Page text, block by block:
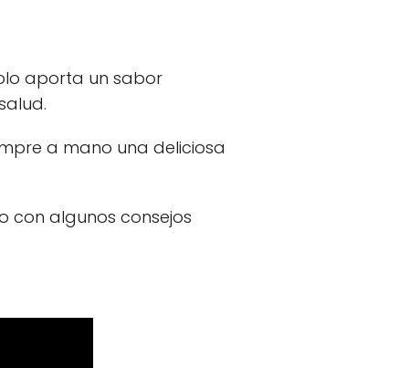
aporta un sabor
a mano una deliciosa
con algunos consejos